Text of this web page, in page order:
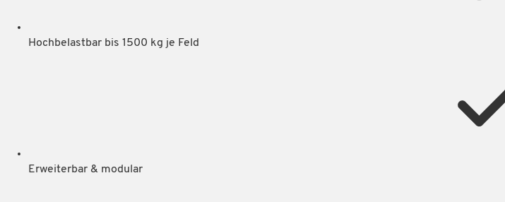
Hochbelastbar bis 1500 kg je Feld
Erweiterbar & modular